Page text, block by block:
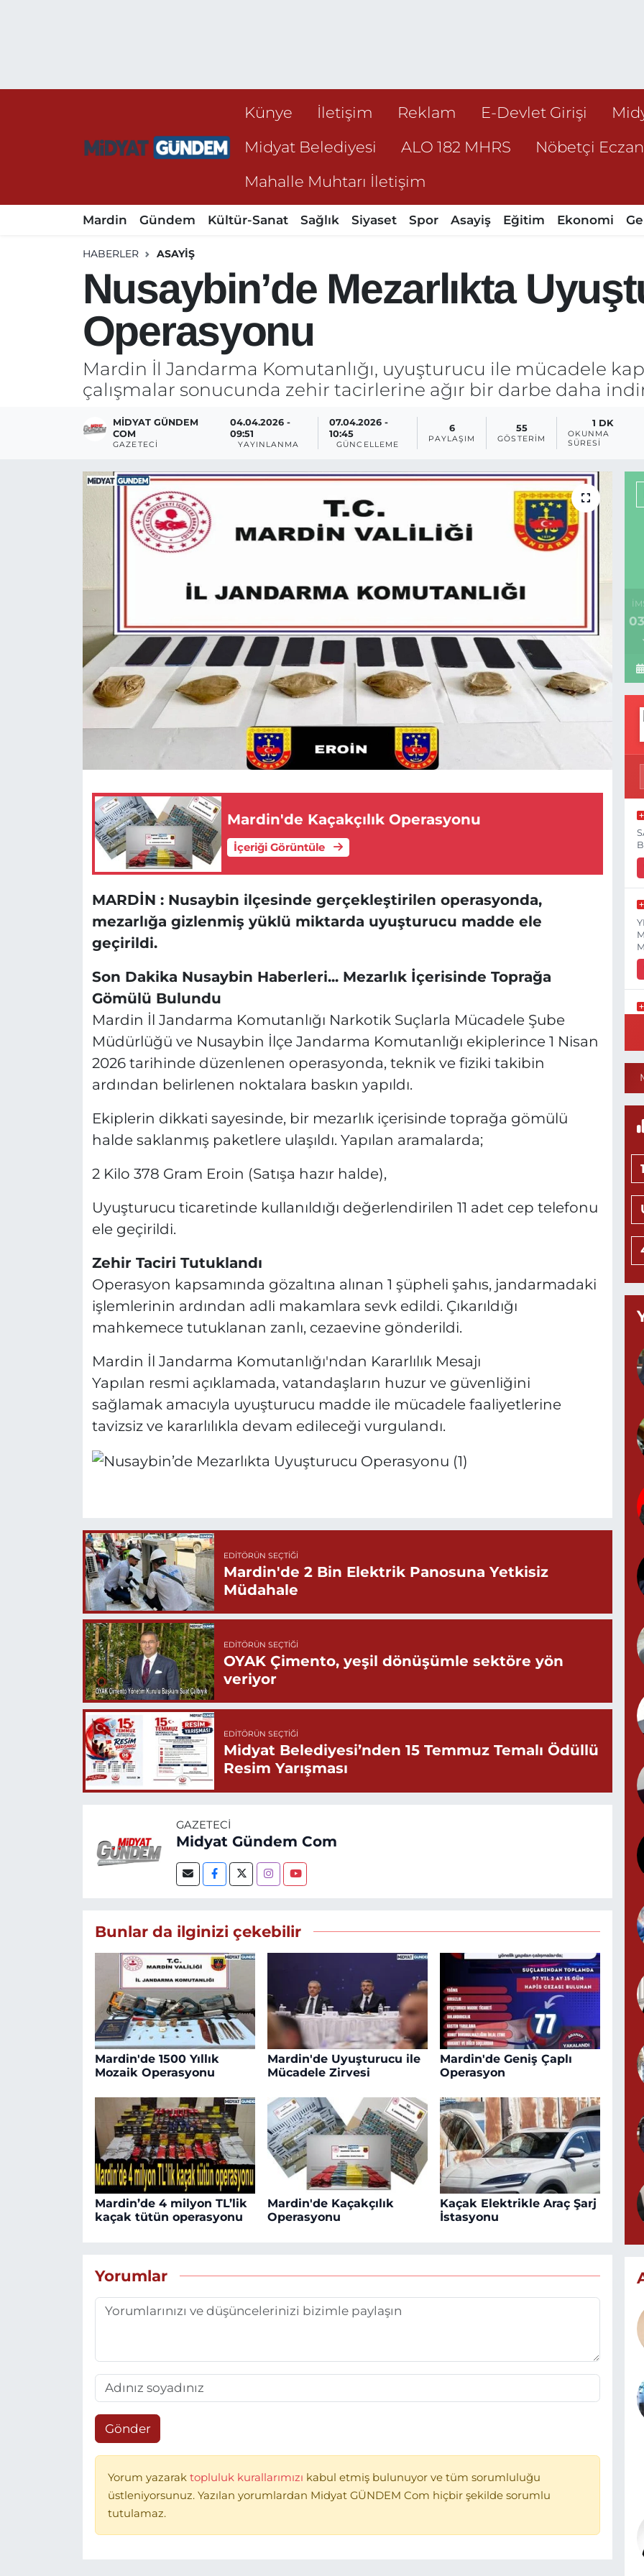
Künye İletişim Reklam E-Devlet Girişi
Midyat Belediyesi
ALO 182 MHRS Nöbetçi
Mahalle Muhtarı İletişim
Mardin Gündem Kültür-Sanat Sağlık Siyaset Spor Asayiş Eğitim Ekonomi
HABERLER ASAYIŞ
Nusaybin’de Mezarlıkta
Operasyonu
Mardin İl Jandarma Komutanlığı, uyuşturucu ile mücadele
çalışmalar sonucunda zehir tacirlerine ağır bir darbe daha
MIDYAT GÜNDEM
COM
GAZETECI
04.04.2026 -
09:51
YAYINLANMA
07.04.2026 -
10:45
GÜNCELLEME
6
PAYLAŞIM
55
GÖSTERIM
1 DK
OKUNMA
SÜRESI
Mardin'de Kaçakçılık Operasyonu
İçeriği Görüntüle
MARDİN : Nusaybin ilçesinde gerçekleştirilen operasyonda,
mezarlığa gizlenmiş yüklü miktarda uyuşturucu madde ele
geçirildi.
Son Dakika Nusaybin Haberleri... Mezarlık İçerisinde Toprağa
Gömülü Bulundu
Mardin İl Jandarma Komutanlığı Narkotik Suçlarla Mücadele Şube
Müdürlüğü ve Nusaybin İlçe Jandarma Komutanlığı ekiplerince 1 Nisan
2026 tarihinde düzenlenen operasyonda, teknik ve fiziki takibin
ardından belirlenen noktalara baskın yapıldı.
Ekiplerin dikkati sayesinde, bir mezarlık içerisinde toprağa gömülü
halde saklanmış paketlere ulaşıldı. Yapılan aramalarda;
2 Kilo 378 Gram Eroin (Satışa hazır halde),
Uyuşturucu ticaretinde kullanıldığı değerlendirilen 11 adet cep telefonu
ele geçirildi.
Zehir Taciri Tutuklandı
Operasyon kapsamında gözaltına alınan 1 şüpheli şahıs, jandarmadaki
işlemlerinin ardından adli makamlara sevk edildi. Çıkarıldığı
mahkemece tutuklanan zanlı, cezaevine gönderildi.
Mardin İl Jandarma Komutanlığı'ndan Kararlılık Mesajı
Yapılan resmi açıklamada, vatandaşların huzur ve güvenliğini
sağlamak amacıyla uyuşturucu madde ile mücadele faaliyetlerine
tavizsiz ve kararlılıkla devam edileceği vurgulandı.
EDITÖRÜN SEÇTIĞI
Mardin'de 2 Bin Elektrik Panosuna Yetkisiz
Müdahale
EDITÖRÜN SEÇTIĞI
OYAK Çimento, yeşil dönüşümle sektöre yön
veriyor
EDITÖRÜN SEÇTIĞI
Midyat Belediyesi’nden 15 Temmuz Temalı Ödüllü
Resim Yarışması
GAZETECI
Midyat Gündem Com
Bunlar da ilginizi çekebilir
Mardin'de 1500 Yıllık
Mozaik Operasyonu
Mardin'de Uyuşturucu ile
Mücadele Zirvesi
Mardin'de Geniş Çaplı
Operasyon
Mardin’de 4 milyon TL’lik
kaçak tütün operasyonu
Mardin'de Kaçakçılık
Operasyonu
Kaçak Elektrikle Araç Şarj
İstasyonu
Yorumlar
Gönder
Yorum yazarak topluluk kurallarımızı kabul etmiş bulunuyor ve tüm sorumluluğu
üstleniyorsunuz. Yazılan yorumlardan Midyat GÜNDEM Com hiçbir şekilde sorumlu
tutulamaz.